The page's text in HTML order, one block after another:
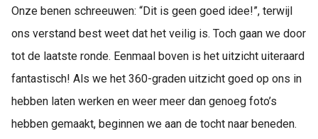
Onze benen schreeuwen: “Dit is geen goed idee!”, terwijl
ons verstand best weet dat het veilig is. Toch gaan we door
tot de laatste ronde. Eenmaal boven is het uitzicht uiteraard
fantastisch! Als we het 360-graden uitzicht goed op ons in
hebben laten werken en weer meer dan genoeg foto’s
hebben gemaakt, beginnen we aan de tocht naar beneden.